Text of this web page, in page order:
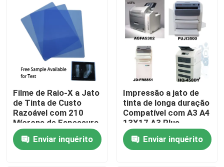
Fábrica
Controle de Qualidade
Fale Conosco
notícias
Todos os casos
Filme de Raio-X a Jato
de Tinta de Custo
Razoável com 210
Mícrons de Espessura
de Filme Azul Ideal
para Radiografia
Médica e Industrial
Enviar inquérito
Impressão a jato de
tinta de longa duração
Compatível com A3 A4
13X17 A3 Plus
Dimensões de papel
oferecendo
durabilidade de
Enviar inquérito